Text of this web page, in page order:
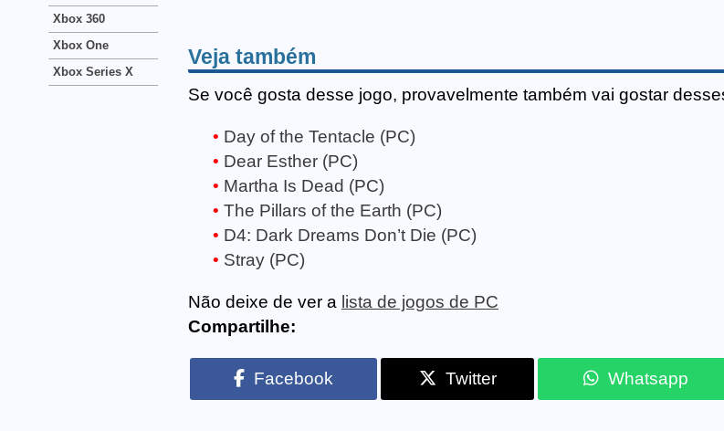
Veja também
Se você gosta desse jogo, provavelmente também vai gostar
Day of the Tentacle (PC)
Dear Esther (PC)
Martha Is Dead (PC)
The Pillars of the Earth (PC)
D4: Dark Dreams Don’t Die (PC)
Stray (PC)
Não deixe de ver a lista de jogos de PC
Compartilhe:
Facebook Twitter Whatsapp
Xbox 360
Xbox One
Xbox Series X